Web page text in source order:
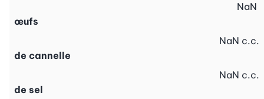
œufs
NaN
de cannelle
NaN c.c.
de sel
NaN c.c.